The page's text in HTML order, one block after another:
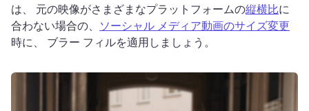
は、 元の映像がさまざまなプラットフォームの縦横比に
合わない場合の、 ソーシャル メディア動画のサイズ変更
時に、 ブラー フィルを適用しましょう。